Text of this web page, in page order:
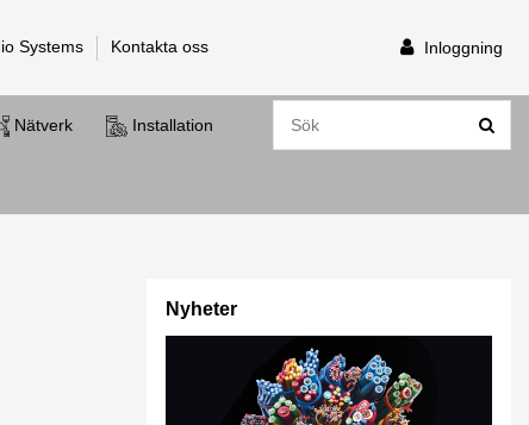
Systems Kontakta oss Inloggning
Nätverk Installation
Nyheter